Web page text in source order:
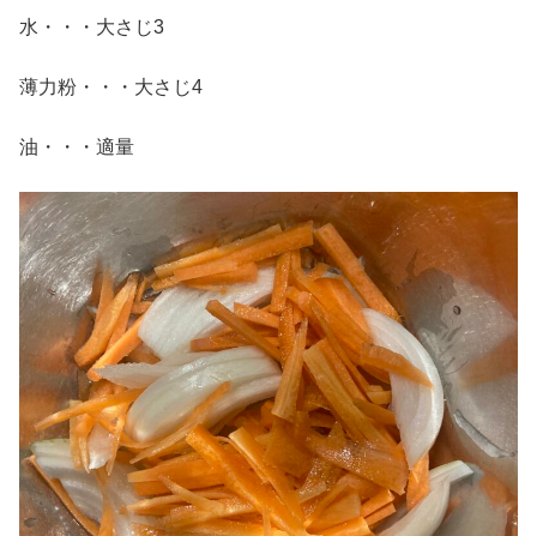
水・・・大さじ3
薄力粉・・・大さじ4
油・・・適量